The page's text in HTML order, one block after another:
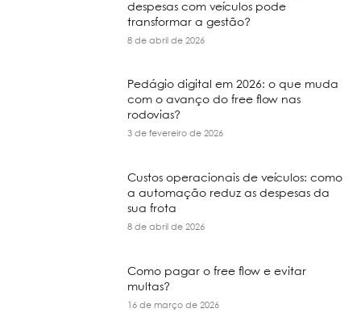
despesas com veículos pode
transformar a gestão?
8 de abril de 2026
Pedágio digital em 2026: o que muda
com o avanço do free flow nas
rodovias?
3 de fevereiro de 2026
Custos operacionais de veículos: como
a automação reduz as despesas da
sua frota
8 de abril de 2026
Como pagar o free flow e evitar
multas?
16 de março de 2026